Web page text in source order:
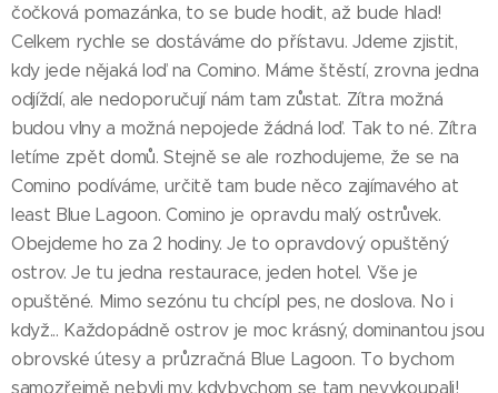
čočková pomazánka, to se bude hodit, až bude hlad!
Celkem rychle se dostáváme do přístavu. Jdeme zjistit,
kdy jede nějaká loď na Comino. Máme štěstí, zrovna jedna
odjíždí, ale nedoporučují nám tam zůstat. Zítra možná
budou vlny a možná nepojede žádná loď. Tak to né. Zítra
letíme zpět domů. Stejně se ale rozhodujeme, že se na
Comino podíváme, určitě tam bude něco zajímavého at
least Blue Lagoon. Comino je opravdu malý ostrůvek.
Obejdeme ho za 2 hodiny. Je to opravdový opuštěný
ostrov. Je tu jedna restaurace, jeden hotel. Vše je
opuštěné. Mimo sezónu tu chcípl pes, ne doslova. No i
když... Každopádně ostrov je moc krásný, dominantou jsou
obrovské útesy a průzračná Blue Lagoon. To bychom
samozřejmě nebyli my, kdybychom se tam nevykoupali!